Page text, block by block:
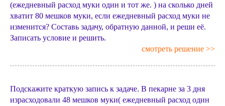
(ежедневный расход муки один и тот же. ) на сколько дней
хватит 80 мешков муки, если ежедневный расход муки не
изменится? Составь задачу, обратную данной, и реши её.
Записать условие и решить.
смотреть решение >>
Подскажите краткую запись к задаче. В пекарне за 3 дня
израсходовали 48 мешков муки( ежедневный расход один